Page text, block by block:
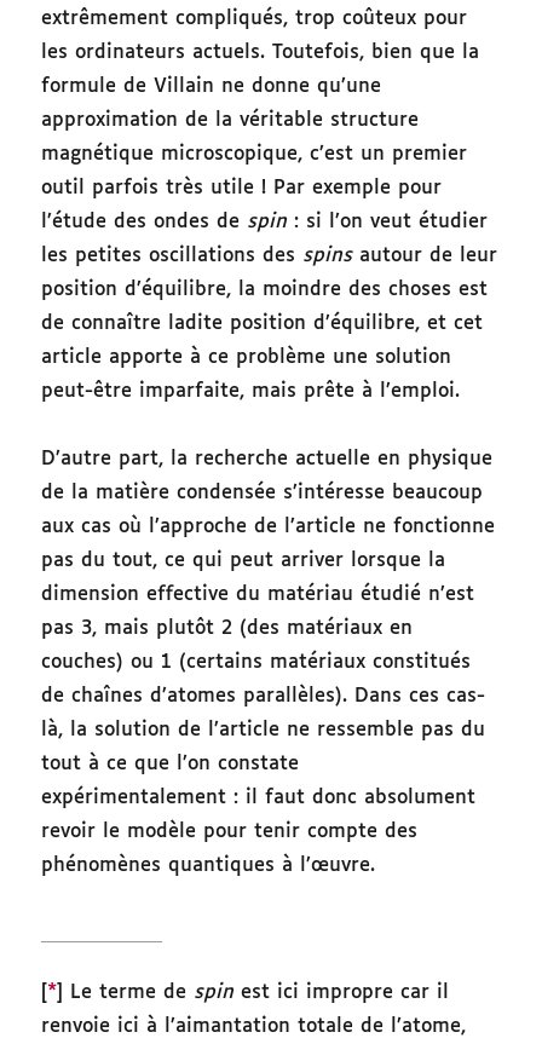
extrêmement compliqués, trop coûteux pour
les ordinateurs actuels. Toutefois, bien que la
formule de Villain ne donne qu’une
approximation de la véritable structure
magnétique microscopique, c’est un premier
outil parfois très utile ! Par exemple pour
l’étude des ondes de spin : si l’on veut étudier
les petites oscillations des spinsautour de leur
position d’équilibre, la moindre des choses est
de connaître ladite position d’équilibre, et cet
article apporte à ce problème une solution
peut-être imparfaite, mais prête à l’emploi.
D’autre part, la recherche actuelle en physique
de la matière condensée s’intéresse beaucoup
aux cas où l’approche de l’article ne fonctionne
pas du tout, ce qui peut arriver lorsque la
dimension effective du matériau étudié n’est
pas 3, mais plutôt 2 (des matériaux en
couches) ou 1 (certains matériaux constitués
de chaînes d’atomes parallèles). Dans ces cas-
là, la solution de l’article ne ressemble pas du
tout à ce que l’on constate
expérimentalement : il faut donc absolument
revoir le modèle pour tenir compte des
phénomènes quantiques à l’œuvre.
* ] Le terme de spin est ici impropre car il
renvoie ici à l’aimantation totale de l’atome,